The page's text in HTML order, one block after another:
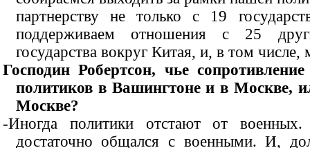
партнерству не только с 19
поддерживаем отношения с 25
государства вокруг Китая, и, в том
Господин Робертсон, чье
политиков в Вашингтоне и в Москве,
Москве?
-Иногда политики отстают от
достаточно общался с военными. И,